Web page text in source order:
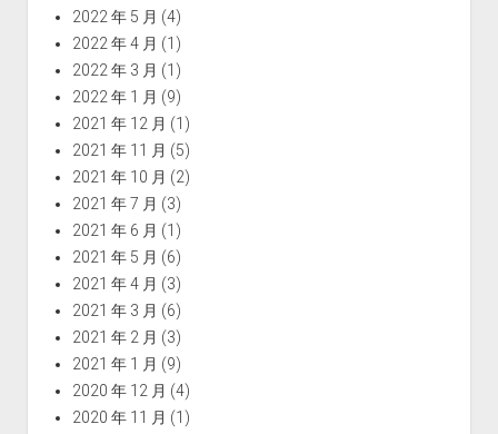
2022 年 5 月 (4)
2022 年 4 月 (1)
2022 年 3 月 (1)
2022 年 1 月 (9)
2021 年 12 月 (1)
2021 年 11 月 (5)
2021 年 10 月 (2)
2021 年 7 月 (3)
2021 年 6 月 (1)
2021 年 5 月 (6)
2021 年 4 月 (3)
2021 年 3 月 (6)
2021 年 2 月 (3)
2021 年 1 月 (9)
2020 年 12 月 (4)
2020 年 11 月 (1)